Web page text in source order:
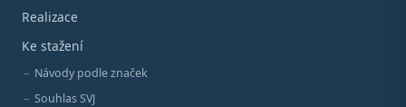
Realizace
Ke stažení
Návody podle značek
Souhlas SVJ